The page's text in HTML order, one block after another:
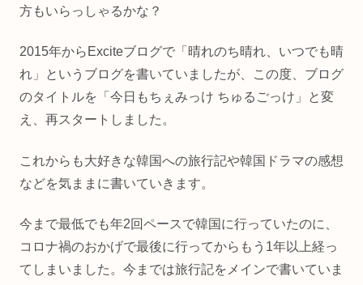
方もいらっしゃるかな？
2015年からExciteブログで「晴れのち晴れ、いつでも晴
れ」というブログを書いていましたが、この度、ブログ
のタイトルを「今日もちぇみっけ ちゅるごっけ」と変
え、再スタートしました。
これからも大好きな韓国への旅行記や韓国ドラマの感想
などを気ままに書いていきます。
今まで最低でも年2回ペースで韓国に行っていたのに、
コロナ禍のおかげで最後に行ってからもう1年以上経っ
てしまいました。今までは旅行記をメインで書いていま